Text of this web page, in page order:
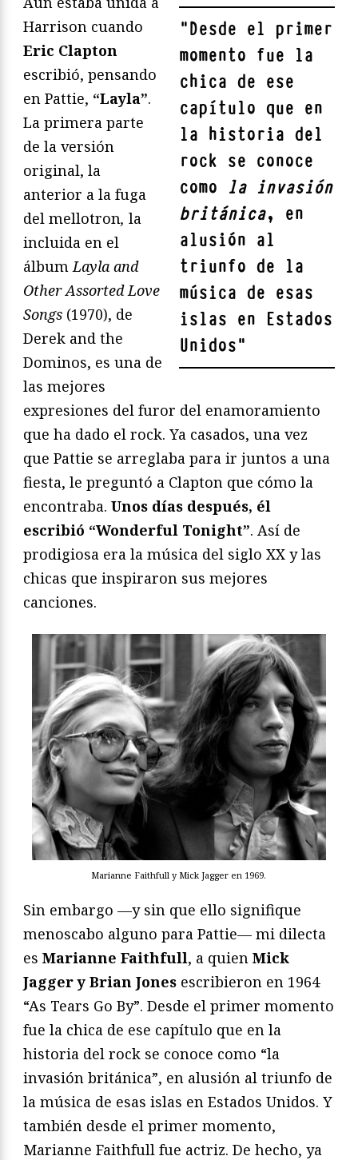
"Desde el primer
momento fue la
chica de ese
capítulo que en
la historia del
rock se conoce
como la invasión
británica, en
alusión al
triunfo de la
música de esas
islas en Estados
Unidos"
Harrison cuando
Eric Clapton
escribió, pensando
en Pattie, “Layla”.
La primera parte
de la versión
original, la
anterior a la fuga
del mellotron, la
incluida en el
álbum Layla and
Other Assorted Love
Songs (1970), de
Derek and the
Dominos, es una de
las mejores
expresiones del furor del enamoramiento
que ha dado el rock. Ya casados, una vez
que Pattie se arreglaba para ir juntos a una
fiesta, le preguntó a Clapton que cómo la
encontraba. Unos días después, él
escribió “Wonderful Tonight”. Así de
prodigiosa era la música del siglo XX y las
chicas que inspiraron sus mejores
canciones.
Marianne Faithfull y Mick Jagger en 1969.
Sin embargo —y sin que ello signifique
menoscabo alguno para Pattie— mi dilecta
es Marianne Faithfull, a quien Mick
Jagger y Brian Jones escribieron en 1964
“As Tears Go By”. Desde el primer momento
fue la chica de ese capítulo que en la
historia del rock se conoce como “la
invasión británica”, en alusión al triunfo de
la música de esas islas en Estados Unidos. Y
también desde el primer momento,
Marianne Faithfull fue actriz. De hecho, ya